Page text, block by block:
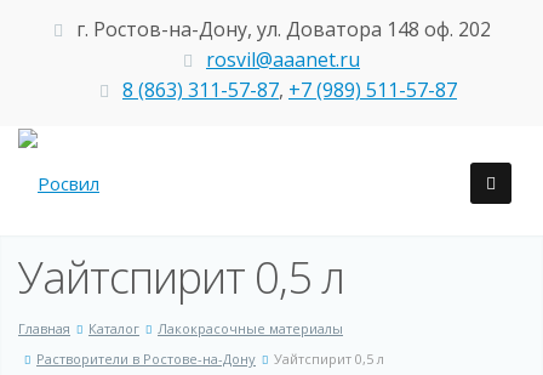
г. Ростов-на-Дону, ул. Доватора 148 оф. 202
rosvil@aaanet.ru
8 (863) 311-57-87, +7 (989) 511-57-87
Уайтспирит 0,5 л
Главная Каталог
Лакокрасочные материалы
Растворители в Ростове-на-Дону
Уайтспирит 0,5 л